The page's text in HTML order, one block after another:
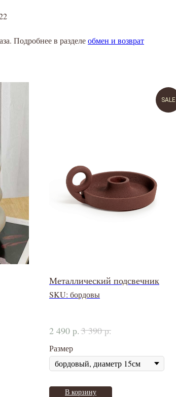
Подробнее в разделеобмен и возврат
SALE
Металлический подсвечник
SKU: бордовы
2 490 р. 3 390 р.
Размер
В корзину